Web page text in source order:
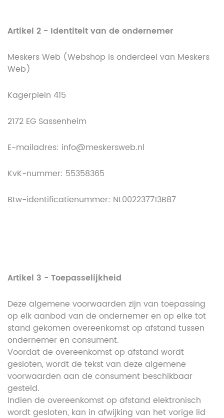
Artikel 2 - Identiteit van de ondernemer
Meskers Web (Webshop is onderdeel van Meskers
Web)
Kagerplein 415
2172 EG Sassenheim
E-mailadres: info@meskersweb.nl
KvK-nummer: 55358365
Btw-identificatienummer: NL002237713B87
Artikel 3 - Toepasselijkheid
Deze algemene voorwaarden zijn van toepassing
op elk aanbod van de ondernemer en op elke tot
stand gekomen overeenkomst op afstand tussen
ondernemer en consument.
Voordat de overeenkomst op afstand wordt
gesloten, wordt de tekst van deze algemene
voorwaarden aan de consument beschikbaar
gesteld.
Indien de overeenkomst op afstand elektronisch
wordt gesloten, kan in afwijking van het vorige lid